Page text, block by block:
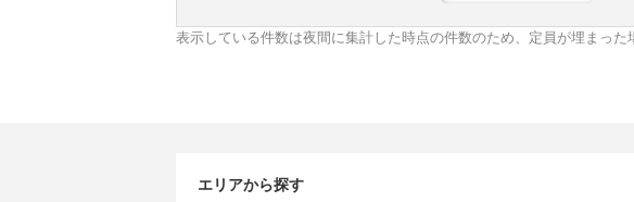
表示している件数は夜間に集計した時点の件数のため、定員が埋まっ
エリアから探す